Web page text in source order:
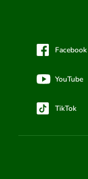
Facebook
YouTube
TikTok